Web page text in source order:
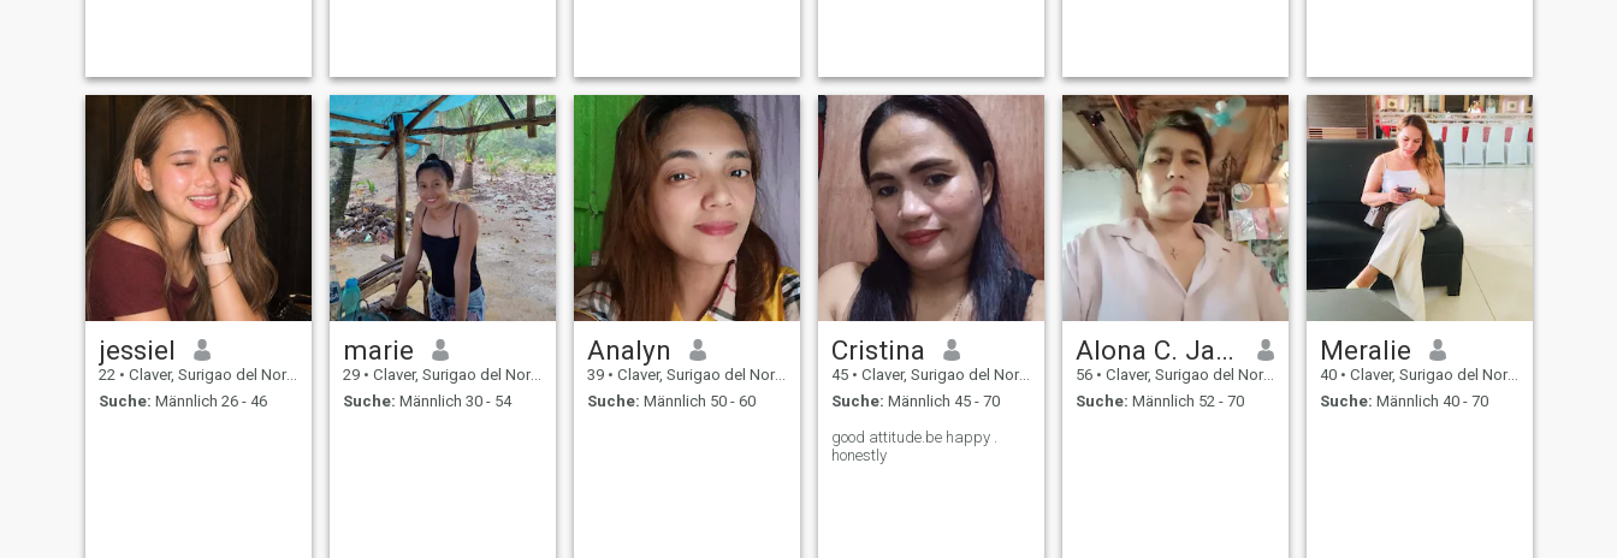
jessiel
22 • Claver, Surigao del Norte, Philippinen
Suche: Männlich 26 - 46
marie
29 • Claver, Surigao del Norte, Philippinen
Suche: Männlich 30 - 54
Analyn
39 • Claver, Surigao del Norte, Philippinen
Suche: Männlich 50 - 60
Cristina
45 • Claver, Surigao del Norte, Philippinen
Suche: Männlich 45 - 70
good attitude.be happy .
honestly
Alona C. Javier
56 • Claver, Surigao del Norte, Philippinen
Suche: Männlich 52 - 70
Meralie
40 • Claver, Surigao del Norte, Philippinen
Suche: Männlich 40 - 70